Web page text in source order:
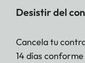
Desistir del
Cancela tu
14 días